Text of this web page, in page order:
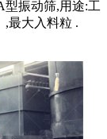
型振动筛,用途:工
,最大入料粒 .